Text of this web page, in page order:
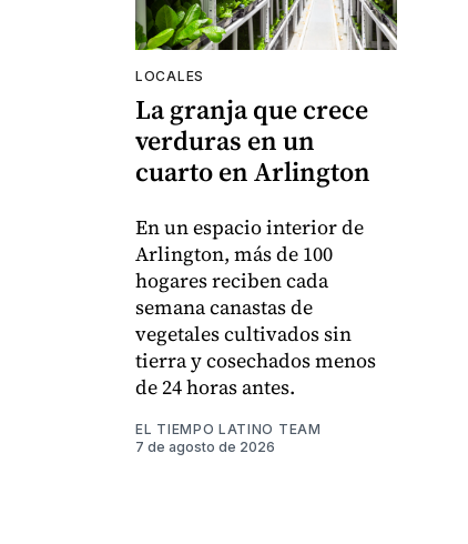
LOCALES
La granja que crece
verduras en un
cuarto en Arlington
En un espacio interior de
Arlington, más de 100
hogares reciben cada
semana canastas de
vegetales cultivados sin
tierra y cosechados menos
de 24 horas antes.
EL TIEMPO LATINO TEAM
7 de agosto de 2026